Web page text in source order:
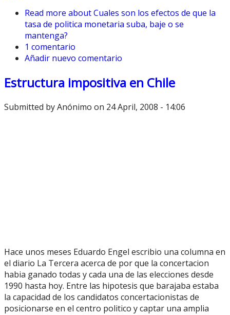
Read more about Cuales son los efectos de que la
tasa de politica monetaria suba, baje o se
mantenga?
1 comentario
Añadir nuevo comentario
Estructura impositiva en Chile
Submitted byAnónimo on 24 April, 2008 - 14:06
Hace unos meses Eduardo Engel escribio una columna en
el diario La Tercera acerca de por que la concertacion
habia ganado todas y cada una de las elecciones desde
1990 hasta hoy. Entre las hipotesis que barajaba estaba
la capacidad de los candidatos concertacionistas de
posicionarse en el centro politico y captar una amplia